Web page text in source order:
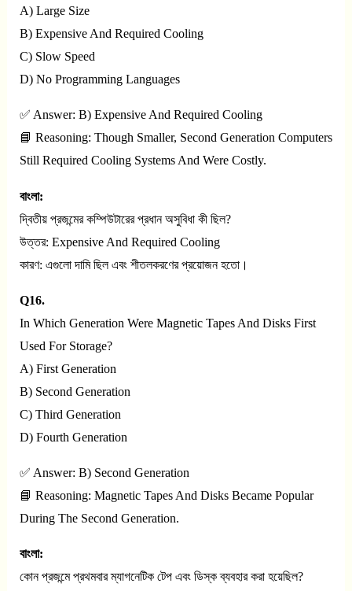
A) Large Size
B) Expensive And Required Cooling
C) Slow Speed
D) No Programming Languages
✅ Answer: B) Expensive And Required Cooling
📘 Reasoning: Though Smaller, Second Generation Computers
Still Required Cooling Systems And Were Costly.
বাংলা:
দ্বিতীয় প্রজন্মের কম্পিউটারের প্রধান অসুবিধা কী ছিল?
উত্তর: Expensive And Required Cooling
কারণ: এগুলো দামি ছিল এবং শীতলকরণের প্রয়োজন হতো।
Q16.
In Which Generation Were Magnetic Tapes And Disks First
Used For Storage?
A) First Generation
B) Second Generation
C) Third Generation
D) Fourth Generation
✅ Answer: B) Second Generation
📘 Reasoning: Magnetic Tapes And Disks Became Popular
During The Second Generation.
বাংলা:
কোন প্রজন্মে প্রথমবার ম্যাগনেটিক টেপ এবং ডিস্ক ব্যবহার করা হয়েছিল?